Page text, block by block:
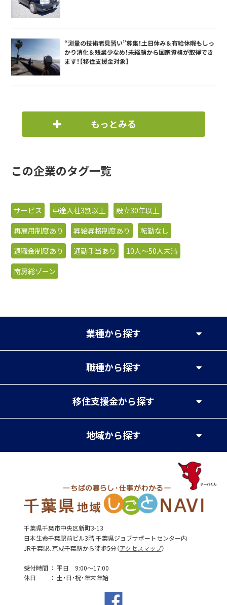
“測量の技術者見習い”募集！土日休み＆有給休暇もしっ
かり消化＆残業少なめ！未経験から国家資格が取得でき
ます！【移住支援金対象】
もっとみる
この企業のタグ一覧
サービス 中途入社3割以上
設立30年以上
再雇用制度あり
昇給昇格制度あり
転勤なし
退職金制度あり
通勤手当あり
10人〜50人未満
南房総ゾーン
業種から探す
職種から探す
移住支援金から探す
地域から探す
千葉県千葉市中央区新町3-13
日本生命千葉駅前ビル3階 千葉県ジョブサポートセンター内
JR千葉駅、京成千葉駅から徒歩5分（アクセスマップ）
受付時間
平日 9:00～17:00
休日
土・日・祝・年末年始